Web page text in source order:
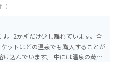
）
。2か所だけ少し離れています。全
ットはどの温泉でも購入することが
す。 中には温泉の蒸気